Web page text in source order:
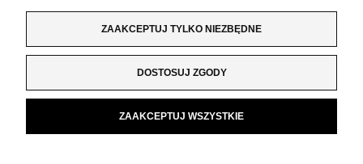
ZAAKCEPTUJ TYLKO NIEZBĘDNE
DOSTOSUJ ZGODY
ZAAKCEPTUJ WSZYSTKIE